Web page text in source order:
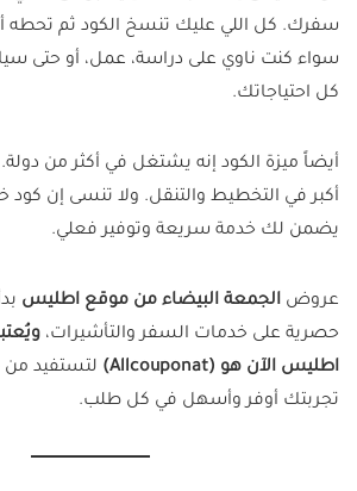
سفرك. كل اللي عليك تنسخ الكود ثم تحطه
سواء كنت ناوي على دراسة، عمل، أو حتى
كل احتياجاتك.
أيضاً ميزة الكود إنه يشتغل في أكثر من
أكبر في التخطيط والتنقل. ولا تنسى إن
يضمن لك خدمة سريعة وتوفير فعلي.
عروض الجمعة البيضاء من موقع اطليس
حصرية على خدمات السفر والتأشيرات،
اطليس الآن هو (Allcouponat)
لتستفيد
تجربتك أوفر وأسهل في كل طلب.